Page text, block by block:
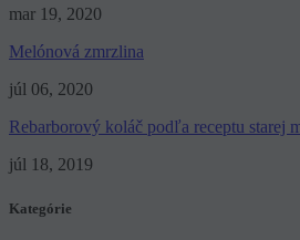
mar 19, 2020
Melónová zmrzlina
júl 06, 2020
Rebarborový koláč podľa receptu starej
júl 18, 2019
Kategórie